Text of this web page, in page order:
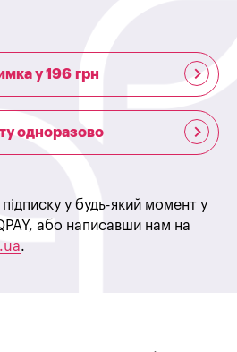
у 196 грн
одноразово
у будь-який момент у
або написавши нам на
.